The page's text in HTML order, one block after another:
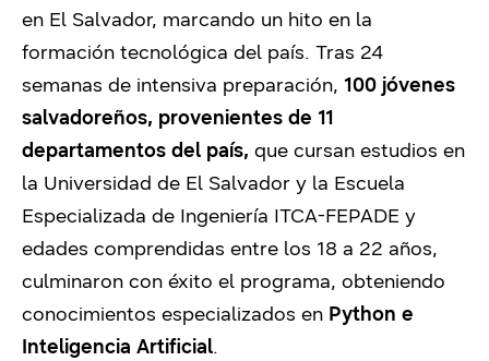
en El Salvador, marcando un hito en la
formación tecnológica del país. Tras 24
semanas de intensiva preparación, 100 jóvenes
salvadoreños, provenientes de 11
departamentos del país, que cursan estudios en
la Universidad de El Salvador y la Escuela
Especializada de Ingeniería ITCA-FEPADE y
edades comprendidas entre los 18 a 22 años,
culminaron con éxito el programa, obteniendo
conocimientos especializados en Python e
Inteligencia Artificial.